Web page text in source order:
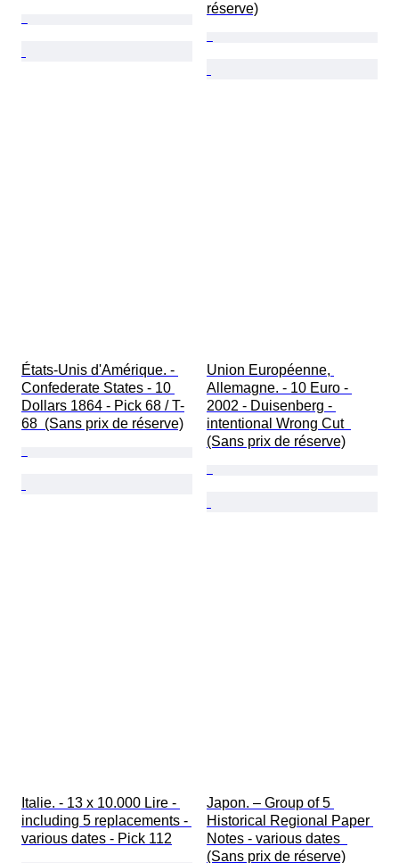
réserve)
États-Unis d'Amérique. -
Confederate States - 10
Dollars 1864 - Pick 68 / T-
68  (Sans prix de réserve)
Union Européenne,
Allemagne. - 10 Euro -
2002 - Duisenberg -
intentional Wrong Cut
(Sans prix de réserve)
Italie. - 13 x 10.000 Lire -
including 5 replacements -
various dates - Pick 112
Japon. – Group of 5
Historical Regional Paper
Notes - various dates
(Sans prix de réserve)